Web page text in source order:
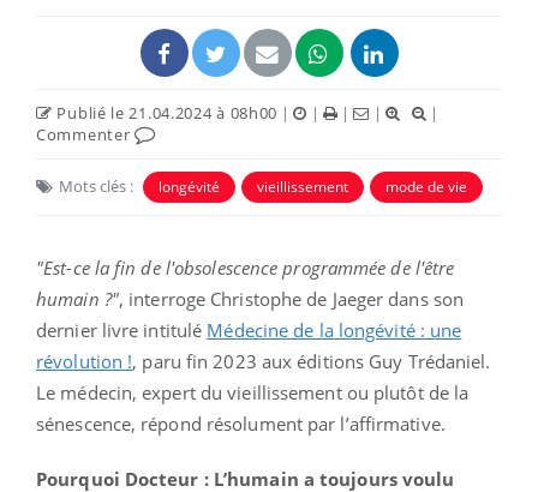
Publié le 21.04.2024 à 08h00 | | | |
|
Commenter
Mots clés : longévité vieillissement mode de vie
"Est-ce la fin de l'obsolescence programmée de l'être
humain ?", interroge Christophe de Jaeger dans son
dernier livre intitulé Médecine de la longévité : une
révolution !, paru fin 2023 aux éditions Guy Trédaniel.
Le médecin, expert du vieillissement ou plutôt de la
sénescence, répond résolument par l’affirmative.
Pourquoi Docteur : L’humain a toujours voulu